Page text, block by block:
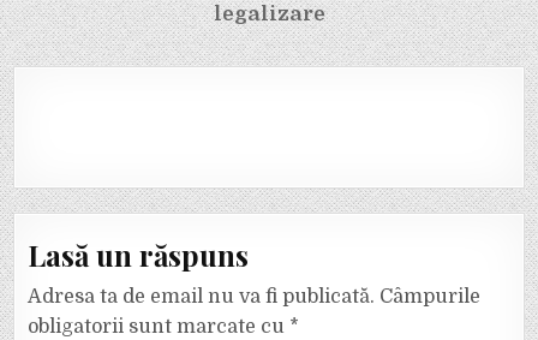
legalizare
Lasă un răspuns
Adresa ta de email nu va fi publicată. Câmpurile
obligatorii sunt marcate cu *